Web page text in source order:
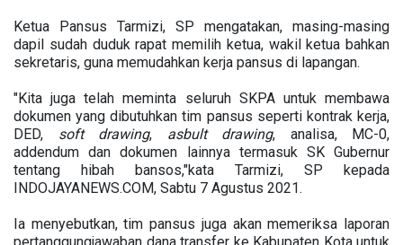
Ketua Pansus Tarmizi, SP mengatakan, masing-masing
dapil sudah duduk rapat memilih ketua, wakil ketua bahkan
sekretaris, guna memudahkan kerja pansus di lapangan.
"Kita juga telah meminta seluruh SKPA untuk membawa
dokumen yang dibutuhkan tim pansus seperti kontrak kerja,
DED, soft drawing, asbult drawing, analisa, MC-0,
addendum dan dokumen lainnya termasuk SK Gubernur
tentang hibah bansos,"kata Tarmizi, SP kepada
INDOJAYANEWS.COM, Sabtu 7 Agustus 2021.
Ia menyebutkan, tim pansus juga akan memeriksa laporan